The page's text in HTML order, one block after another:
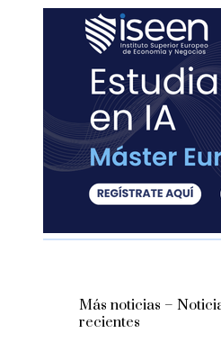
Más noticias –
recientes